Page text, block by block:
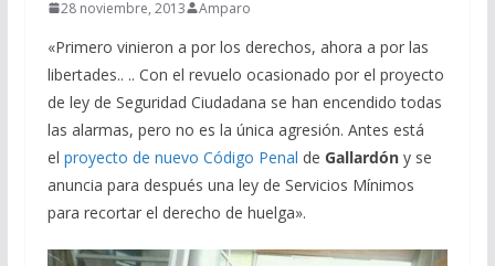
28 noviembre, 2013 Amparo
«Primero vinieron a por los derechos, ahora a por las
libertades.. .. Con el revuelo ocasionado por el proyecto
de ley de Seguridad Ciudadana se han encendido todas
las alarmas, pero no es la única agresión. Antes está
el proyecto de nuevo Código Penal de Gallardóny se
anuncia para después una ley de Servicios Mínimos
para recortar el derecho de huelga».